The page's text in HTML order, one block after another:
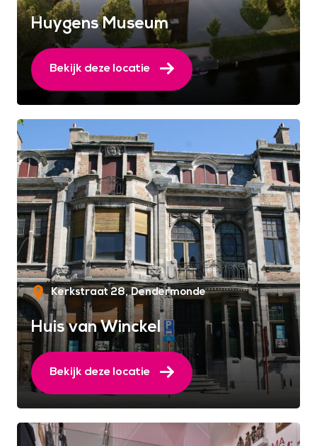
Huygens Museum
Bekijk deze locatie
Kerkstraat 28 Dendermonde
Huis van Winckel
Bekijk deze locatie